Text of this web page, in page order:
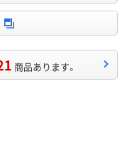
商品あります。